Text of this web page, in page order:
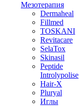
Мезотерапия
Dermaheal
Fillmed
TOSKANI
Revitacare
SelaTox
Skinasil
Peptide
Introlypolise
Hair-X
Pluryal
Иглы